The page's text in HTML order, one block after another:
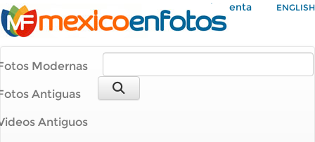
Mi Cuenta ENGLISH
Modernas
Antiguas
Antiguos